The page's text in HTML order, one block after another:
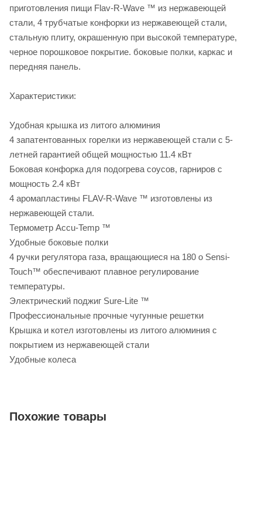
приготовления пищи Flav-R-Wave ™ из нержавеющей
стали, 4 трубчатые конфорки из нержавеющей стали,
стальную плиту, окрашенную при высокой температуре,
черное порошковое покрытие. боковые полки, каркас и
передняя панель.
Характеристики:
Удобная крышка из литого алюминия
4 запатентованных горелки из нержавеющей стали с 5-
летней гарантией общей мощностью 11.4 кВт
Боковая конфорка для подогрева соусов, гарниров с
мощность 2.4 кВт
4 аромапластины FLAV-R-Wave ™ изготовлены из
нержавеющей стали.
Термометр Accu-Temp ™
Удобные боковые полки
4 ручки регулятора газа, вращающиеся на 180 о Sensi-
Touch™ обеспечивают плавное регулирование
температуры.
Электрический поджиг Sure-Lite ™
Профессиональные прочные чугунные решетки
Крышка и котел изготовлены из литого алюминия с
покрытием из нержавеющей стали
Удобные колеса
Похожие товары